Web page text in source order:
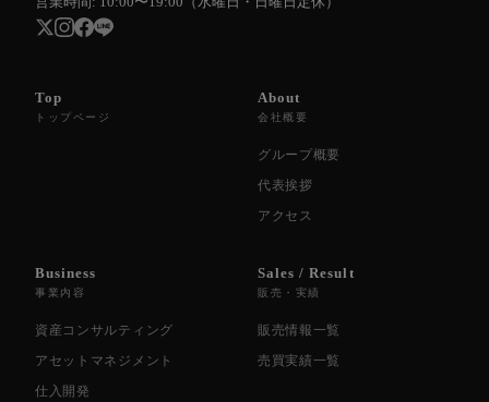
Top
トップページ
About
会社概要
グループ概要
代表挨拶
アクセス
Business
事業内容
資産コンサルティング
アセットマネジメント
仕入開発
Sales / Result
販売・実績
販売情報一覧
売買実績一覧